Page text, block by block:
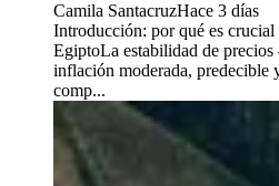
Camila SantacruzHace 3 días
Introducción: por qué es crucial
EgiptoLa estabilidad de
inflación moderada, predecible
comp...